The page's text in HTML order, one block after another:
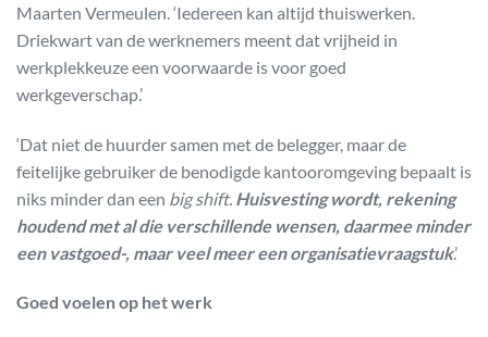
Maarten Vermeulen. ‘Iedereen kan altijd thuiswerken.
Driekwart van de werknemers meent dat vrijheid in
werkplekkeuze een voorwaarde is voor goed
werkgeverschap.’
‘Dat niet de huurder samen met de belegger, maar de
feitelijke gebruiker de benodigde kantooromgeving bepaalt is
niks minder dan een big shift. Huisvesting wordt, rekening
houdend met al die verschillende wensen, daarmee minder
een vastgoed-, maar veel meer een organisatievraagstuk.’
Goed voelen op het werk